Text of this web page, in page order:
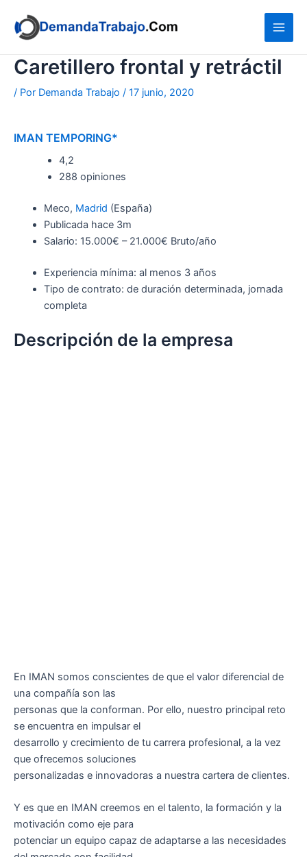
contenido
Caretillero frontal y retráctil
/ Por Demanda Trabajo / 17 junio, 2020
IMAN TEMPORING*
4,2
288 opiniones
Meco, Madrid (España)
Publicada hace 3m
Salario: 15.000€ – 21.000€ Bruto/año
Experiencia mínima: al menos 3 años
Tipo de contrato: de duración determinada, jornada
completa
Descripción de la empresa
En IMAN somos conscientes de que el valor diferencial de
una compañía son las
personas que la conforman. Por ello, nuestro principal reto
se encuentra en impulsar el
desarrollo y crecimiento de tu carrera profesional, a la vez
que ofrecemos soluciones
personalizadas e innovadoras a nuestra cartera de clientes.
Y es que en IMAN creemos en el talento, la formación y la
motivación como eje para
potenciar un equipo capaz de adaptarse a las necesidades